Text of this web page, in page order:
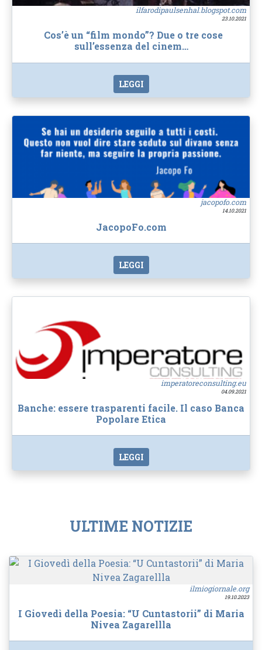
ilfarodipaulsenhal.blogspot.com
23.10.2021
Cos’è un “film mondo”? Due o tre cose
sull’essenza del cinem…
LEGGI
jacopofo.com
14.10.2021
JacopoFo.com
LEGGI
imperatoreconsulting.eu
04.09.2021
Banche: essere trasparenti facile. Il caso Banca
Popolare Etica
LEGGI
ULTIME NOTIZIE
ilmiogiornale.org
19.10.2023
I Giovedì della Poesia: “U Cuntastorii” di Maria
Nivea Zagarellla